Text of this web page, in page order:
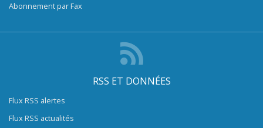
Abonnement par Fax
RSS ET DONNÉES
Flux RSS alertes
Flux RSS actualités